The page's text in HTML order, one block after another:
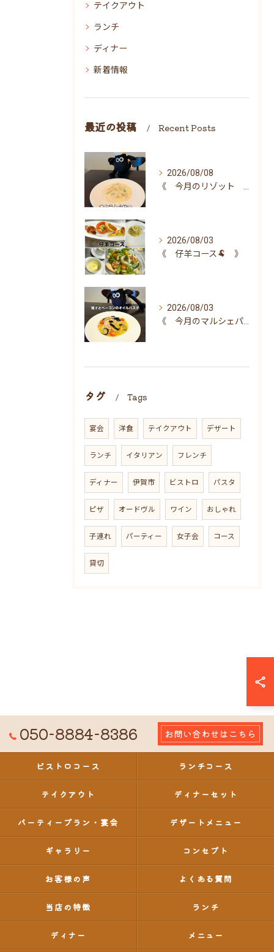
テイクアウト
ランチ
ディナー
新着情報
最近の投稿 Recent Posts
2026/08/08
2026/08/03
《 仔羊コース🐏 》
2026/08/03
タグ Tags
宴会 洋食 テイクアウト デザート
ランチ イタリアン フレンチ
ディナー 伊賀市 ビストロ パスタ
ピザ オードヴル ワイン おしゃれ
子連れ パーティー 女子会 コース
貸切
050-8884-8386 お問い合わせはこちら
ビストロコース ランチコース
テイクアウト ディナーセット
パーティープラン・宴会 デザートメニュー
ギャラリー コンセプト
お客様の声 よくある質問
当店の特徴 ランチ
ディナー メニュー